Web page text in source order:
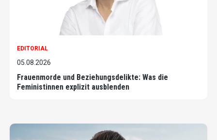
EDITORIAL
05.08.2026
Frauenmorde und Beziehungsdelikte: Was die
Feministinnen explizit ausblenden